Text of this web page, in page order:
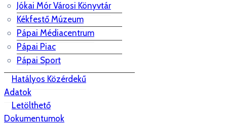
Jókai Mór Városi Könyvtár
Kékfestő Múzeum
Pápai Médiacentrum
Pápai Piac
Pápai Sport
Hatályos Közérdekű
Adatok
Letölthető
Dokumentumok